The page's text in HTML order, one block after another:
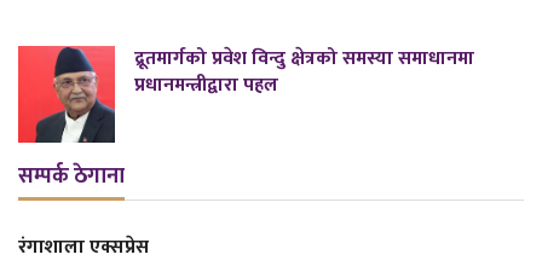
द्रूतमार्गको प्रवेश विन्दु क्षेत्रको समस्या समाधानमा
प्रधानमन्त्रीद्वारा पहल
सम्पर्क ठेगाना
रंगाशाला एक्सप्रेस